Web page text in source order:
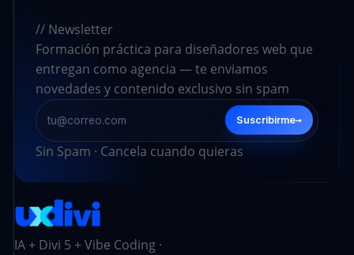
// Newsletter
Formación práctica para diseñadores web que
entregan como agencia — te enviamos
novedades y contenido exclusivo sin spam
Suscribirme→
Sin Spam · Cancela cuando quieras
IA + Divi 5 + Vibe Coding ·